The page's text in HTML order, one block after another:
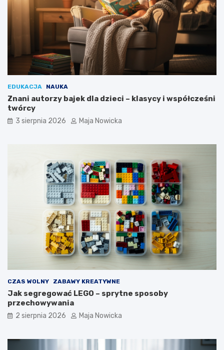
EDUKACJA NAUKA
Znani autorzy bajek dla dzieci – klasycy i współcześni
twórcy
3 sierpnia 2026 Maja Nowicka
CZAS WOLNY ZABAWY KREATYWNE
Jak segregować LEGO – sprytne sposoby
przechowywania
2 sierpnia 2026 Maja Nowicka